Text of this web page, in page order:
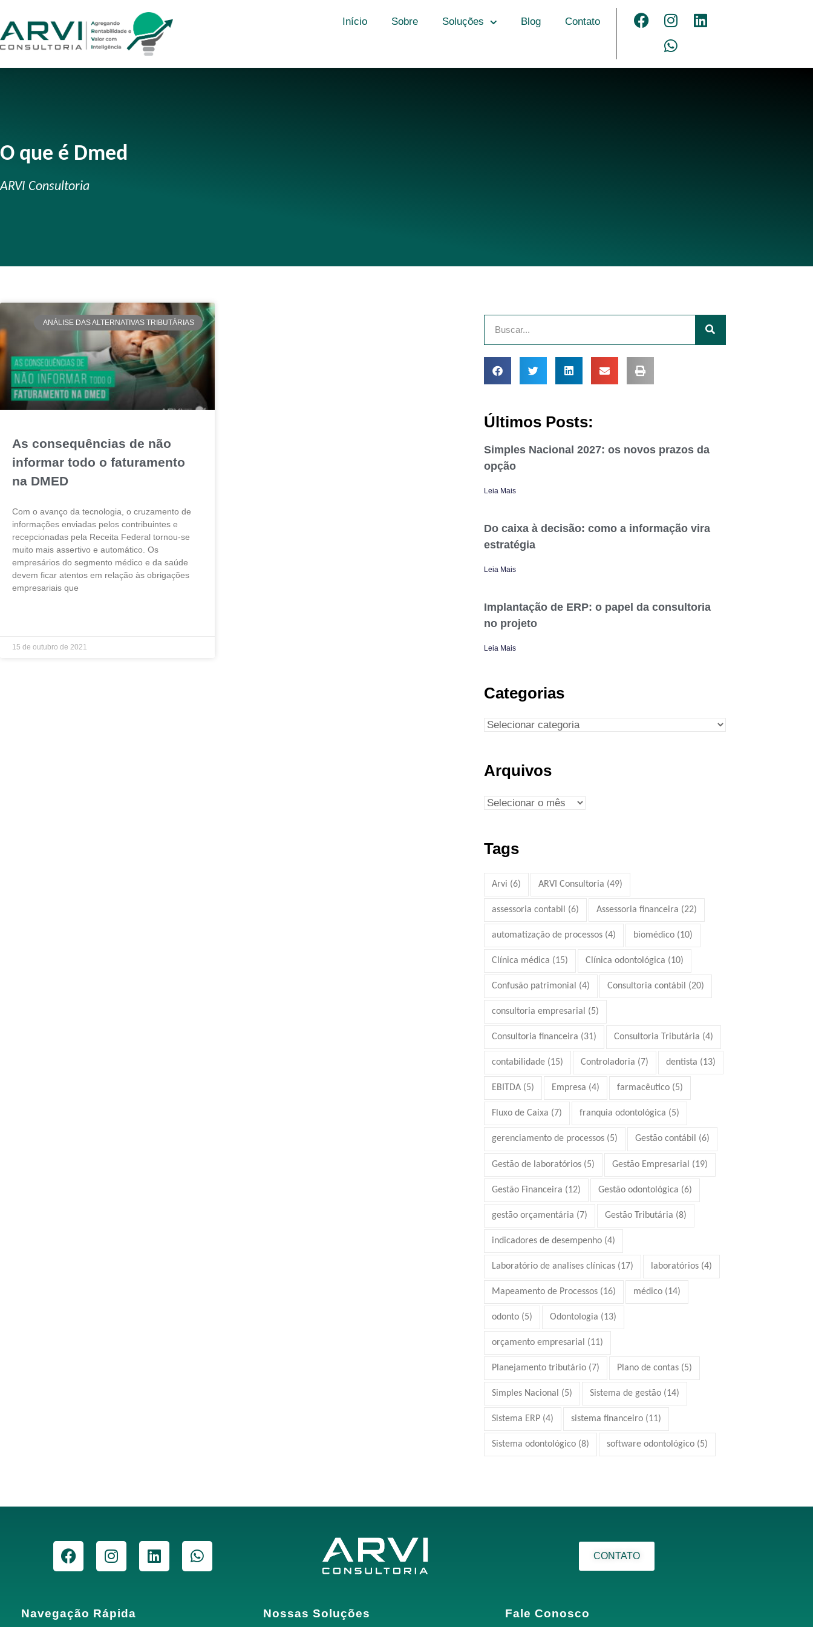
Início Sobre Soluções Blog Contato
O que é Dmed
ARVI Consultoria
ANÁLISE DAS ALTERNATIVAS TRIBUTÁRIAS
As consequências de não
informar todo o faturamento
na DMED
Com o avanço da tecnologia, o cruzamento de
informações enviadas pelos contribuintes e
recepcionadas pela Receita Federal tornou-se
muito mais assertivo e automático. Os
empresários do segmento médico e da saúde
devem ficar atentos em relação às obrigações
empresariais que
15 de outubro de 2021
Últimos Posts:
Simples Nacional 2027: os novos prazos da
opção
Leia Mais
Do caixa à decisão: como a informação vira
estratégia
Leia Mais
Implantação de ERP: o papel da consultoria
no projeto
Leia Mais
Categorias
Arquivos
Tags
Arvi (6) ARVI Consultoria (49)
assessoria contabil (6) Assessoria financeira (22)
automatização de processos (4) biomédico (10)
Clínica médica (15) Clínica odontológica (10)
Confusão patrimonial (4) Consultoria contábil (20)
consultoria empresarial (5)
Consultoria financeira (31) Consultoria Tributária (4)
contabilidade (15) Controladoria (7) dentista (13)
EBITDA (5) Empresa (4) farmacêutico (5)
Fluxo de Caixa (7) franquia odontológica (5)
gerenciamento de processos (5) Gestão contábil (6)
Gestão de laboratórios (5) Gestão Empresarial (19)
Gestão Financeira (12) Gestão odontológica (6)
gestão orçamentária (7) Gestão Tributária (8)
indicadores de desempenho (4)
Laboratório de analises clínicas (17) laboratórios (4)
Mapeamento de Processos (16) médico (14)
odonto (5) Odontologia (13)
orçamento empresarial (11)
Planejamento tributário (7) Plano de contas (5)
Simples Nacional (5) Sistema de gestão (14)
Sistema ERP (4) sistema financeiro (11)
Sistema odontológico (8) software odontológico (5)
CONTATO
Navegação Rápida Nossas Soluções Fale Conosco